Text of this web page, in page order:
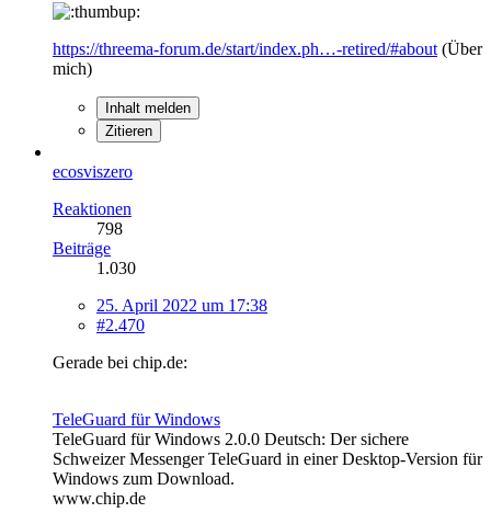
https://threema-forum.de/start/index.ph…-retired/#about (Über
mich)
Inhalt melden
Zitieren
ecosviszero
Reaktionen
798
Beiträge
1.030
25. April 2022 um 17:38
#2.470
Gerade bei chip.de:
TeleGuard für Windows
TeleGuard für Windows 2.0.0 Deutsch: Der sichere
Schweizer Messenger TeleGuard in einer Desktop-Version für
Windows zum Download.
www.chip.de